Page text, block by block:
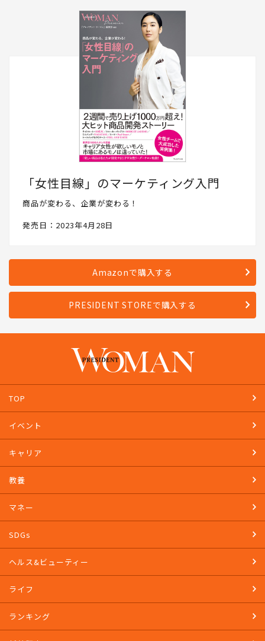
「女性目線」のマーケティング入門
商品が変わる、企業が変わる！
発売日：2023年4月28日
Amazonで購入する
PRESIDENT STOREで購入する
TOP
イベント
キャリア
教養
マネー
SDGs
ヘルス&ビューティー
ライフ
ランキング